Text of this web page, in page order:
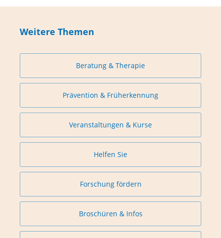
Weitere Themen
Beratung & Therapie
Prävention & Früherkennung
Veranstaltungen & Kurse
Helfen Sie
Forschung fördern
Broschüren & Infos